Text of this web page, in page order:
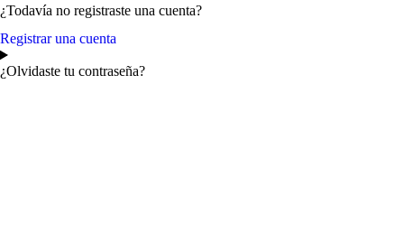
¿Todavía no registraste una cuenta?
Registrar una cuenta
¿Olvidaste tu contraseña?